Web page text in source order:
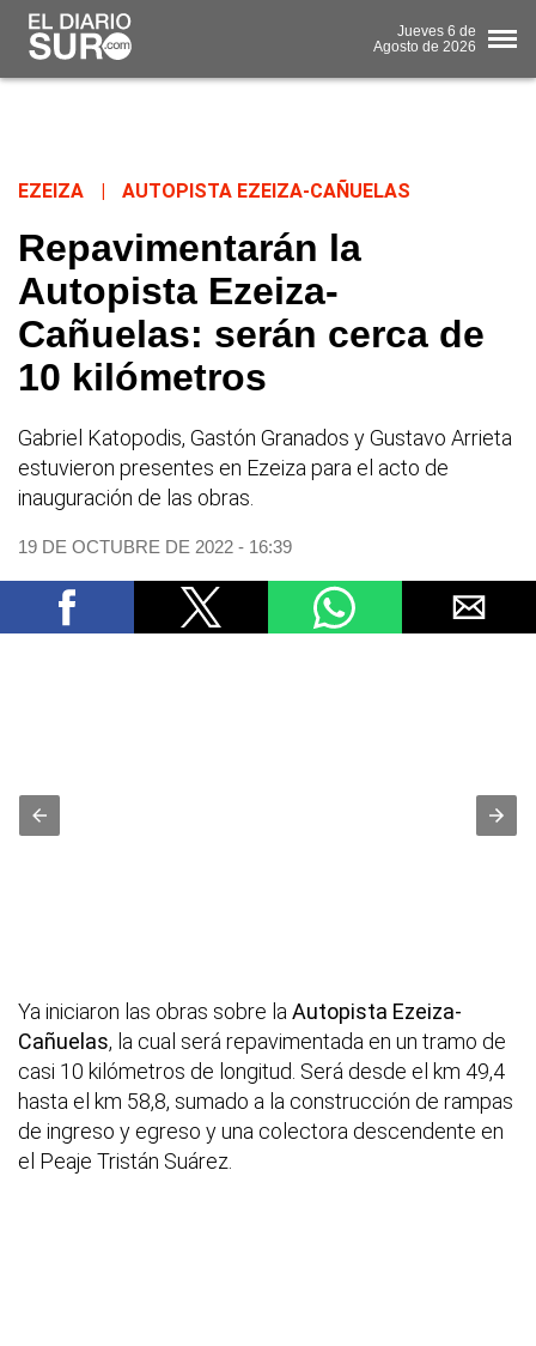
Jueves 6 de
Agosto de 2026
EZEIZA AUTOPISTA EZEIZA-CAÑUELAS
Repavimentarán la
Autopista Ezeiza-
Cañuelas: serán cerca de
10 kilómetros
Gabriel Katopodis, Gastón Granados y Gustavo Arrieta
estuvieron presentes en Ezeiza para el acto de
inauguración de las obras.
19 DE OCTUBRE DE 2022 - 16:39
Ya iniciaron las obras sobre laAutopista Ezeiza-
Cañuelas, la cual será repavimentada en un tramo de
casi 10 kilómetros de longitud. Será desde el km 49,4
hasta el km 58,8, sumado a la construcción de rampas
de ingreso y egreso y una colectora descendente en
el Peaje Tristán Suárez.